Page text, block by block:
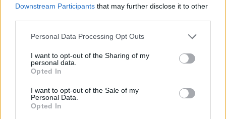
Downstream Participants that may further disclose it to other
Please note that this website/app uses one or more Google
not limited to your visit or usage behaviour. You may click to
grant or deny consent to Google and its third-party tags to
use your data for below specified purposes in below Google
consent section.
Personal Data Processing Opt Outs
I want to opt-out of the Sharing of my
personal data.
Opted In
I want to opt-out of the Sale of my
Personal Data.
Opted In